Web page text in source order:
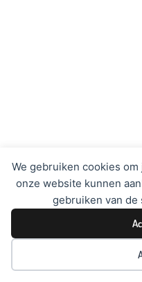
We gebruiken cookies
onze website kunnen
gebruiken van de